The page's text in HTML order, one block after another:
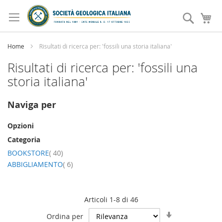
al
contenuto
Search
Home Risultati di ricerca per: 'fossili una storia italiana'
Risultati di ricerca per: 'fossili una
storia italiana'
Articoli 1-8di 46
Ordina per
Naviga per
Opzioni
Categoria
BOOKSTORE 40elemento
ABBIGLIAMENTO 6elemento